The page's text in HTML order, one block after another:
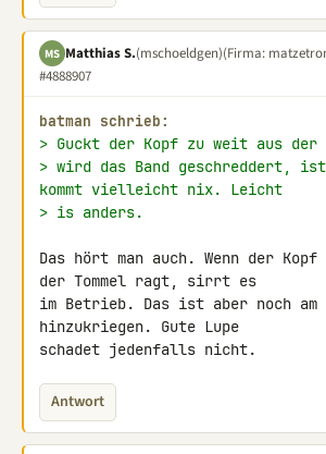
MS Matthias S.(mschoeldgen)(Firma:
#4888907
batman schrieb:
> Guckt der Kopf zu weit aus der
> wird das Band geschreddert,
kommt vielleicht nix. Leicht
> is anders.
Das hört man auch. Wenn der
der Tommel ragt, sirrt es
im Betrieb. Das ist aber noch
hinzukriegen. Gute Lupe
schadet jedenfalls nicht.
Antwort